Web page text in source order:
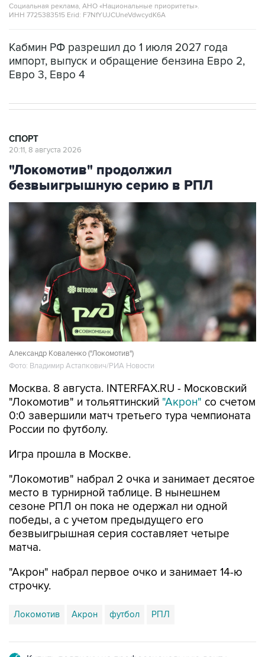
Социальная реклама, АНО «Национальные приоритеты».
ИНН 7725383515 Erid: F7NfYUJCUneVdwcydK6A
Кабмин РФ разрешил до 1 июля 2027 года
импорт, выпуск и обращение бензина Евро 2,
Евро 3, Евро 4
СПОРТ
20:11, 8 августа 2026
"Локомотив" продолжил
безвыигрышную серию в РПЛ
Александр Коваленко ("Локомотив")
Фото: Владимир Астапкович/РИА Новости
Москва. 8 августа. INTERFAX.RU - Московский
"Локомотив" и тольяттинский "Акрон" со счетом
0:0 завершили матч третьего тура чемпионата
России по футболу.
Игра прошла в Москве.
"Локомотив" набрал 2 очка и занимает десятое
место в турнирной таблице. В нынешнем
сезоне РПЛ он пока не одержал ни одной
победы, а с учетом предыдущего его
безвыигрышная серия составляет четыре
матча.
"Акрон" набрал первое очко и занимает 14-ю
строчку.
Локомотив Акрон футбол РПЛ